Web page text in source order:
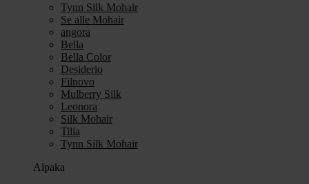
Tynn Silk Mohair
Se alle Mohair
angora
Bella
Bella Color
Desiderio
Filnovo
Mulberry Silk
Leonora
Silk Mohair
Tilia
Tynn Silk Mohair
Alpaka